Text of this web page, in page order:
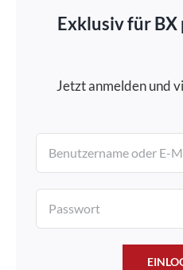
Exklusiv für
Jetzt anmelden und